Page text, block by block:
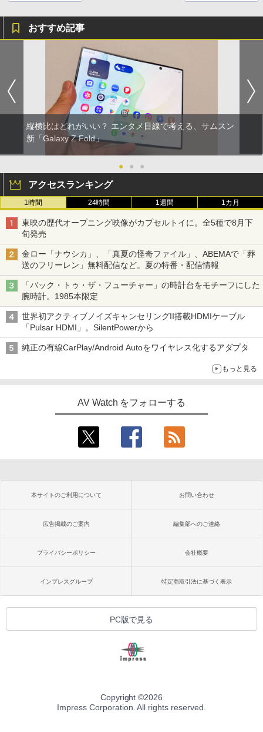
おすすめ記事
縦横比はどれがいい？ エンタメ目線で考える、サムスン
新「Galaxy Z Fold」
● ● ●
アクセスランキング
1時間 24時間 1週間 1カ月
東映の歴代オープニング映像がカプセルトイに。全5種で8月下
旬発売
金ロー「ナウシカ」、「真夏の怪奇ファイル」、ABEMAで「葬
送のフリーレン」無料配信など。夏の特番・配信情報
「バック・トゥ・ザ・フューチャー」の時計台をモチーフにした
腕時計。1985本限定
世界初アクティブノイズキャンセリングII搭載HDMIケーブル
「Pulsar HDMI」。SilentPowerから
純正の有線CarPlay/Android Autoをワイヤレス化するアダプタ
もっと見る
AV Watch をフォローする
本サイトのご利用について お問い合わせ
広告掲載のご案内 編集部へのご連絡
プライバシーポリシー 会社概要
インプレスグループ 特定商取引法に基づく表示
PC版で見る
Copyright ©2026
Impress Corporation. All rights reserved.